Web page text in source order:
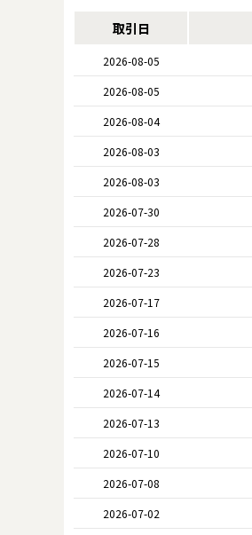
取引日
2026-08-05
2026-08-05
2026-08-04
2026-08-03
2026-08-03
2026-07-30
2026-07-28
2026-07-23
2026-07-17
2026-07-16
2026-07-15
2026-07-14
2026-07-13
2026-07-10
2026-07-08
2026-07-02